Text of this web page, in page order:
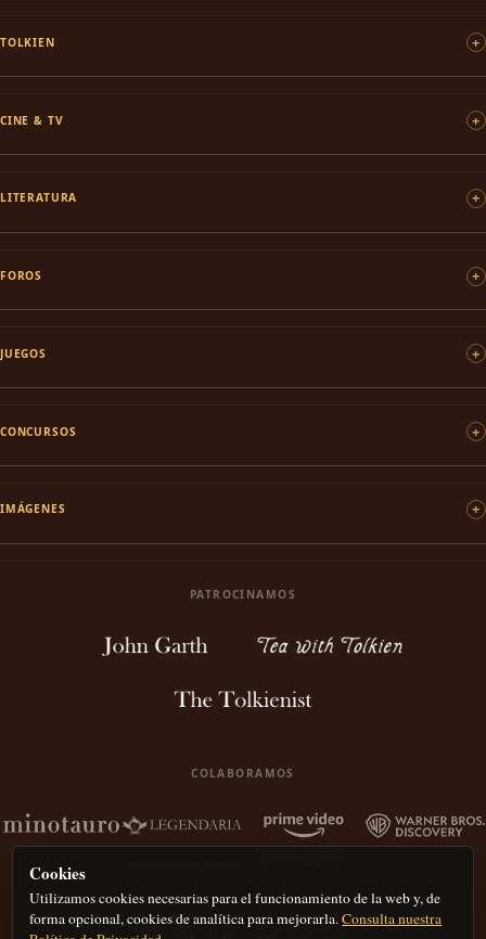
TOLKIEN
CINE & TV
LITERATURA
FOROS
JUEGOS
CONCURSOS
IMÁGENES
PATROCINAMOS
COLABORAMOS
Cookies
Utilizamos cookies necesarias para el funcionamiento de la web y, de
forma opcional, cookies de analítica para mejorarla.Consulta nuestra